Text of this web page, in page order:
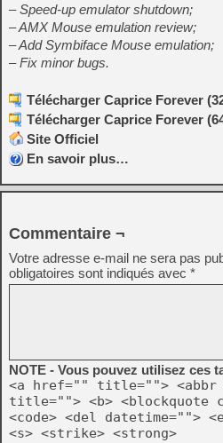
– Speed-up emulator shutdown;
– AMX Mouse emulation review;
– Add Symbiface Mouse emulation;
– Fix minor bugs.
Télécharger Caprice Forever
Télécharger Caprice Forever
Site Officiel
En savoir plus…
Commentaire ¬
Votre adresse e-mail ne sera pas
obligatoires sont indiqués avec *
NOTE - Vous pouvez utilisez ces
<a href="" title=""> <abbr
title=""> <b> <blockquote
<code> <del datetime="">
<s> <strike> <strong>